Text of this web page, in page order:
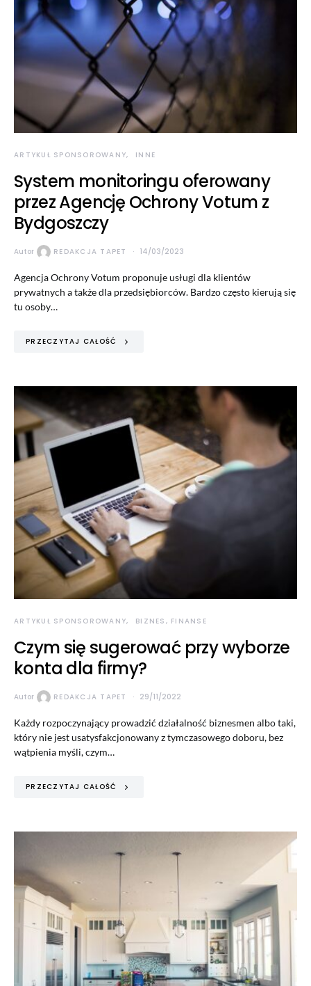
ARTYKUŁ SPONSOROWANY INNE
System monitoringu oferowany
przez Agencję Ochrony Votum z
Bydgoszczy
Autor REDAKCJA TAPET 14/03/2023
Agencja Ochrony Votum proponuje usługi dla klientów
prywatnych a także dla przedsiębiorców. Bardzo często kierują się
tu osoby…
PRZECZYTAJ CAŁOŚĆ
ARTYKUŁ SPONSOROWANY BIZNES, FINANSE
Czym się sugerować przy wyborze
konta dla firmy?
Autor REDAKCJA TAPET 29/11/2022
Każdy rozpoczynający prowadzić działalność biznesmen albo taki,
który nie jest usatysfakcjonowany z tymczasowego doboru, bez
wątpienia myśli, czym…
PRZECZYTAJ CAŁOŚĆ